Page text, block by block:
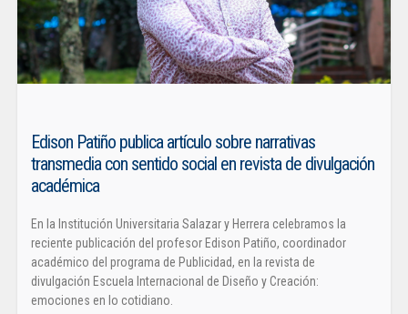
Edison Patiño publica artículo sobre narrativas
transmedia con sentido social en revista de divulgación
académica
En la Institución Universitaria Salazar y Herrera celebramos la
reciente publicación del profesor Edison Patiño, coordinador
académico del programa de Publicidad, en la revista de
divulgación Escuela Internacional de Diseño y Creación:
emociones en lo cotidiano.